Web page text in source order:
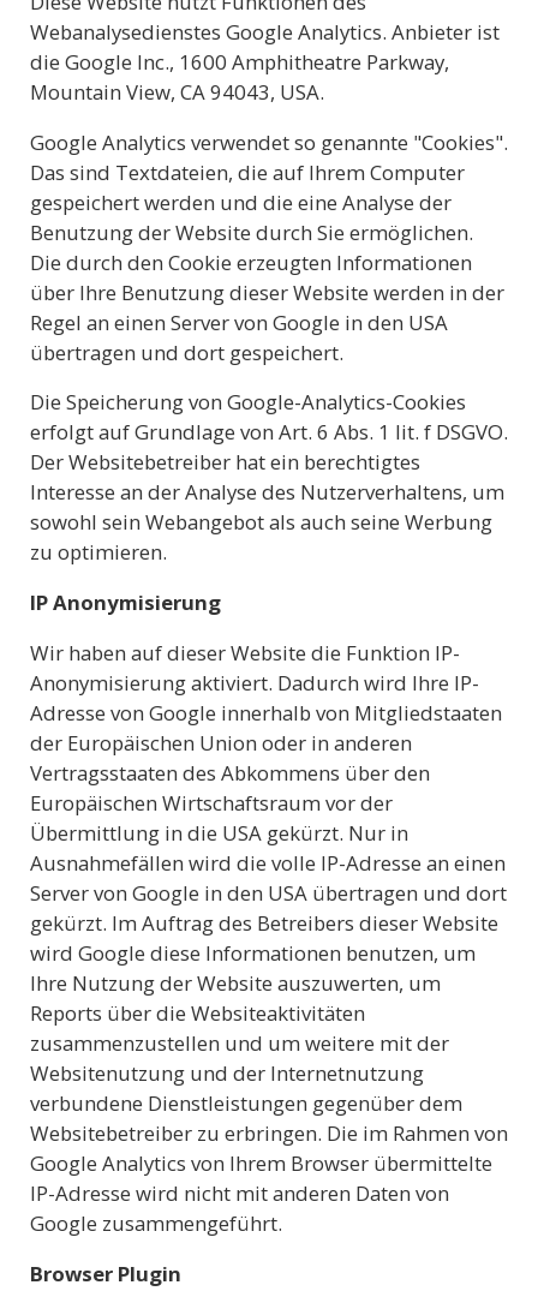
Webanalysedienstes Google Analytics. Anbieter ist
die Google Inc., 1600 Amphitheatre Parkway,
Mountain View, CA 94043, USA.
Google Analytics verwendet so genannte "Cookies".
Das sind Textdateien, die auf Ihrem Computer
gespeichert werden und die eine Analyse der
Benutzung der Website durch Sie ermöglichen.
Die durch den Cookie erzeugten Informationen
über Ihre Benutzung dieser Website werden in der
Regel an einen Server von Google in den USA
übertragen und dort gespeichert.
Die Speicherung von Google-Analytics-Cookies
erfolgt auf Grundlage von Art. 6 Abs. 1 lit. f DSGVO.
Der Websitebetreiber hat ein berechtigtes
Interesse an der Analyse des Nutzerverhaltens, um
sowohl sein Webangebot als auch seine Werbung
zu optimieren.
IP Anonymisierung
Wir haben auf dieser Website die Funktion IP-
Anonymisierung aktiviert. Dadurch wird Ihre IP-
Adresse von Google innerhalb von Mitgliedstaaten
der Europäischen Union oder in anderen
Vertragsstaaten des Abkommens über den
Europäischen Wirtschaftsraum vor der
Übermittlung in die USA gekürzt. Nur in
Ausnahmefällen wird die volle IP-Adresse an einen
Server von Google in den USA übertragen und dort
gekürzt. Im Auftrag des Betreibers dieser Website
wird Google diese Informationen benutzen, um
Ihre Nutzung der Website auszuwerten, um
Reports über die Websiteaktivitäten
zusammenzustellen und um weitere mit der
Websitenutzung und der Internetnutzung
verbundene Dienstleistungen gegenüber dem
Websitebetreiber zu erbringen. Die im Rahmen von
Google Analytics von Ihrem Browser übermittelte
IP-Adresse wird nicht mit anderen Daten von
Google zusammengeführt.
Browser Plugin